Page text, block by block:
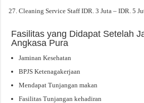
Cleaning Service Staff IDR. 3 Juta – IDR. 5
Fasilitas yang Didapat Setelah
Angkasa Pura
Jaminan Kesehatan
BPJS Ketenagakerjaan
Mendapat Tunjangan makan
Fasilitas Tunjangan kehadiran